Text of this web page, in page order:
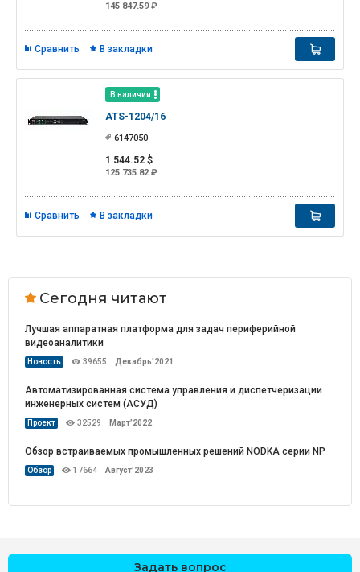
145 847.59 ₽
Сравнить В закладки
В наличии
ATS-1204/16
6147050
1 544.52 $
125 735.82 ₽
Сравнить В закладки
Сегодня читают
Лучшая аппаратная платформа для задач периферийной
видеоаналитики
Новость 39655 Декабрь’2021
Автоматизированная система управления и диспетчеризации
инженерных систем (АСУД)
Проект 32529 Март’2022
Обзор встраиваемых промышленных решений NODKA серии NP
Обзор 17664 Август’2023
Задать вопрос